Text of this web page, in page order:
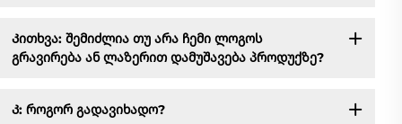
Კითხვა: შემიძლია თუ არა ჩემი ლოგოს
გრავირება ან ლაზერით დამუშავება პროდუქზე?
Კ: როგორ გადავიხადო?